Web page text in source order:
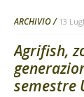
ARCHIVIO 13
Agrifish,
semestre